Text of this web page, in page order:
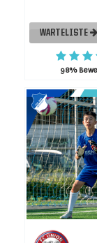
WARTELISTE
98%